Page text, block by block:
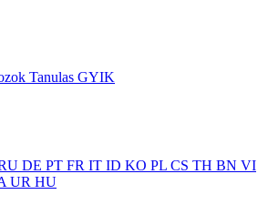
Tanulas GYIK
DE PT FR IT ID KO PL CS TH BN VI
UR HU